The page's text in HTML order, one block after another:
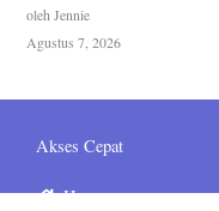
oleh Jennie
Agustus 7, 2026
Akses Cepat
Home